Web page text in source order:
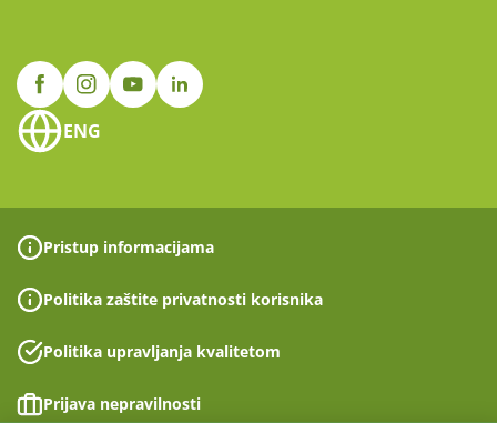
ENG
Pristup informacijama
Politika zaštite privatnosti korisnika
Politika upravljanja kvalitetom
Prijava nepravilnosti